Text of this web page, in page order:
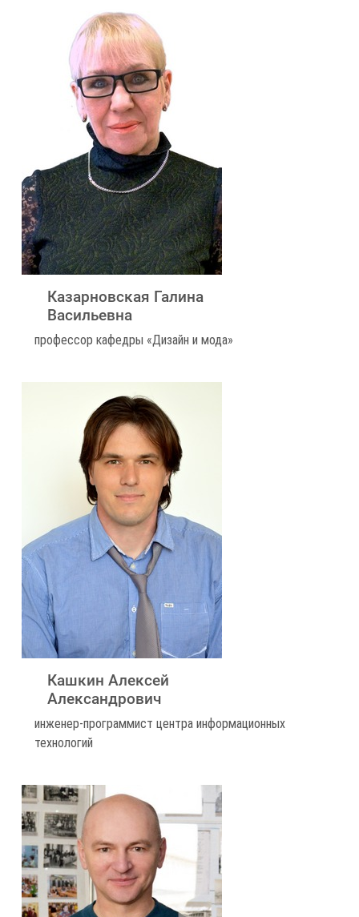
Казарновская Галина
Васильевна
профессор кафедры «Дизайн и мода»
Кашкин Алексей
Александрович
инженер-программист центра информационных
технологий